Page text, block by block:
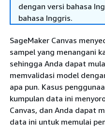
dengan versi bahasa
bahasa Inggris.
SageMaker Canvas
sampel yang menangani
sehingga Anda dapat
memvalidasi model
apa pun. Kasus
kumpulan data ini
Canvas, dan Anda dapat
data ini untuk memulai